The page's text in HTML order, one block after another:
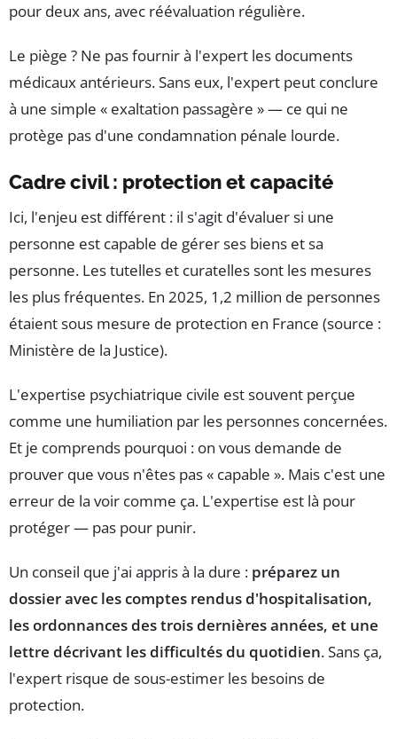
pour deux ans, avec réévaluation régulière.
Le piège ? Ne pas fournir à l'expert les documents
médicaux antérieurs. Sans eux, l'expert peut conclure
à une simple « exaltation passagère » — ce qui ne
protège pas d'une condamnation pénale lourde.
Cadre civil : protection et capacité
Ici, l'enjeu est différent : il s'agit d'évaluer si une
personne est capable de gérer ses biens et sa
personne. Les tutelles et curatelles sont les mesures
les plus fréquentes. En 2025, 1,2 million de personnes
étaient sous mesure de protection en France (source :
Ministère de la Justice).
L'expertise psychiatrique civile est souvent perçue
comme une humiliation par les personnes concernées.
Et je comprends pourquoi : on vous demande de
prouver que vous n'êtes pas « capable ». Mais c'est une
erreur de la voir comme ça. L'expertise est là pour
protéger — pas pour punir.
Un conseil que j'ai appris à la dure : préparez un
dossier avec les comptes rendus d'hospitalisation,
les ordonnances des trois dernières années, et une
lettre décrivant les difficultés du quotidien. Sans ça,
l'expert risque de sous-estimer les besoins de
protection.